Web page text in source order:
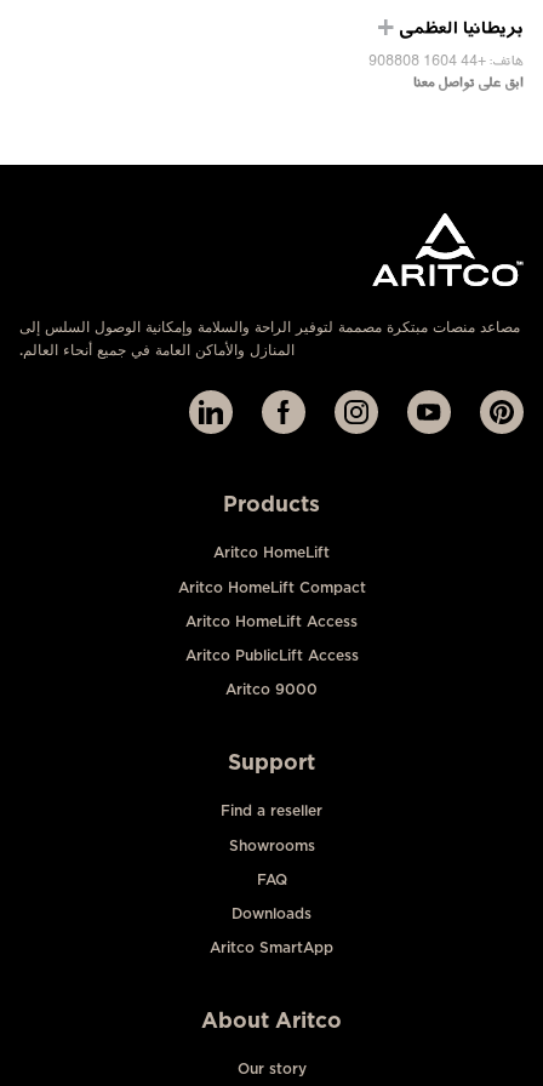
بريطانيا العظمى
هاتف: +44 1604 908808
ابق على تواصل معنا
مصاعد منصات مبتكرة مصممة لتوفير الراحة والسلامة وإمكانية الوصول السلس إلى
المنازل والأماكن العامة في جميع أنحاء العالم.
Products
Aritco HomeLift
Aritco HomeLift Compact
Aritco HomeLift Access
Aritco PublicLift Access
Aritco 9000
Support
Find a reseller
Showrooms
FAQ
Downloads
Aritco SmartApp
About Aritco
Our story